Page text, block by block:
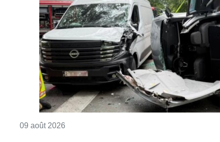
09 août 2026